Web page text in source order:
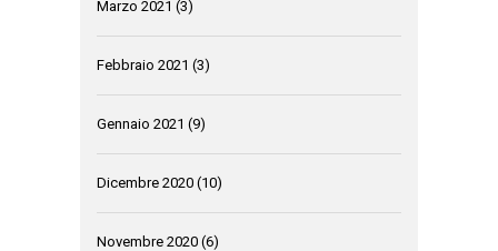
Marzo 2021 (3)
Febbraio 2021 (3)
Gennaio 2021 (9)
Dicembre 2020 (10)
Novembre 2020 (6)